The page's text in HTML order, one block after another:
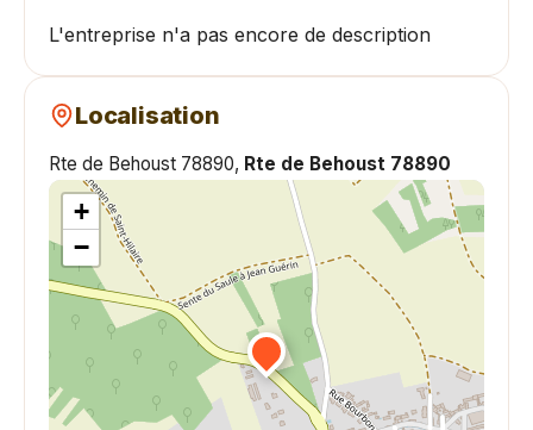
L'entreprise n'a pas encore de description
Localisation
Rte de Behoust 78890, Rte de Behoust 78890
+
−